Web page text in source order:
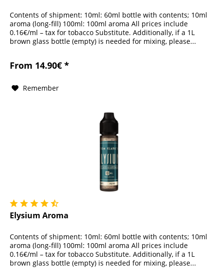
Contents of shipment: 10ml: 60ml bottle with contents; 10ml
aroma (long-fill) 100ml: 100ml aroma All prices include
0.16€/ml – tax for tobacco Substitute. Additionally, if a 1L
brown glass bottle (empty) is needed for mixing, please...
From 14.90€ *
Remember
Elysium Aroma
Contents of shipment: 10ml: 60ml bottle with contents; 10ml
aroma (long-fill) 100ml: 100ml aroma All prices include
0.16€/ml – tax for tobacco Substitute. Additionally, if a 1L
brown glass bottle (empty) is needed for mixing, please...